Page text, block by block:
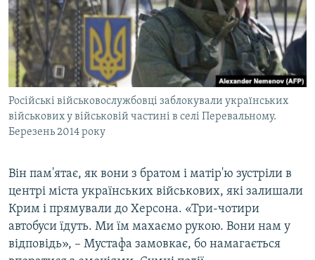
Російські військовослужбовці заблокували українських
військових у військовій частині в селі Перевальному.
Березень 2014 року
Він пам'ятає, як вони з братом і матір'ю зустріли в
центрі міста українських військових, які залишали
Крим і прямували до Херсона. «Три-чотири
автобуси їдуть. Ми їм махаємо рукою. Вони нам у
відповідь», – Мустафа замовкає, бо намагається